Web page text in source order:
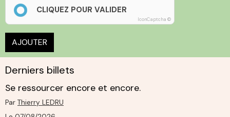
CLIQUEZ POUR VALIDER
IconCaptcha ©
AJOUTER
Derniers billets
Se ressourcer encore et encore.
Par Thierry LEDRU